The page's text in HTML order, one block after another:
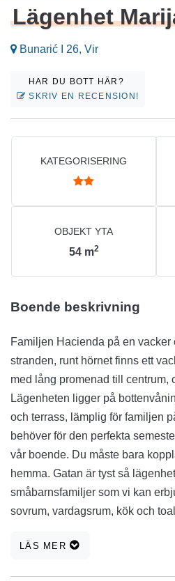
Lägenhet
Bunarić I 26, Vir
HAR DU BOTT HÄR?
SKRIV EN RECENSION!
KATEGORISERING
OBJEKT YTA
54 m2
Boende beskrivning
Familjen Hacienda på en vacker
stranden, runt hörnet finns ett
med lång promenad till centrum,
Lägenheten ligger på
och terrass, lämplig för familjen
behöver för den perfekta
vår boende. Du måste bara
hemma. Gatan är tyst så
småbarnsfamiljer som vi kan
sovrum, vardagsrum, kök och
komma åt marknaden (bara 100
LÄS MER